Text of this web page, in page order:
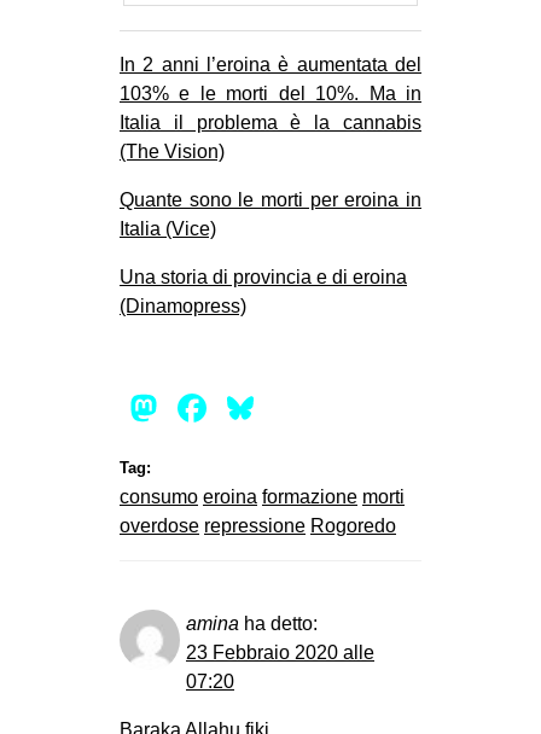
In 2 anni l’eroina è aumentata del
103% e le morti del 10%. Ma in
Italia il problema è la cannabis
(The Vision)
Quante sono le morti per eroina in
Italia (Vice)
Una storia di provincia e di eroina
(Dinamopress)
Mastodon
Facebook
Tag:
consumo eroina formazione morti
overdose repressione Rogoredo
amina ha detto:
23 Febbraio 2020 alle
07:20